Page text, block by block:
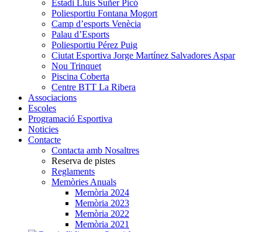
Estadi Lluis Suñer Picó
Poliesportiu Fontana Mogort
Camp d’esports Venècia
Palau d’Esports
Poliesportiu Pérez Puig
Ciutat Esportiva Jorge Martínez Salvadores Aspar
Nou Trinquet
Piscina Coberta
Centre BTT La Ribera
Associacions
Escoles
Programació Esportiva
Noticies
Contacte
Contacta amb Nosaltres
Reserva de pistes
Reglaments
Memòries Anuals
Memòria 2024
Memòria 2023
Memòria 2022
Memòria 2021